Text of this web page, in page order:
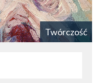
Twórczość